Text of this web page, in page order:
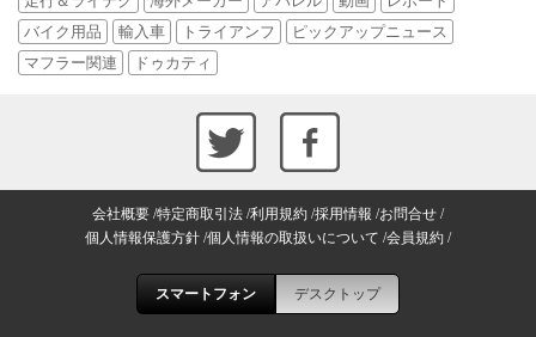
バイク用品
輸入車 トライアンフ
ピックアップニュース
マフラー関連
ドゥカティ
会社概要 特定商取引法 利用規約 採用情報 お問合せ
個人情報保護方針 個人情報の取扱いについて 会員規約
スマートフォン デスクトップ